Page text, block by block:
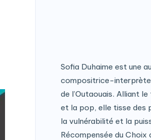
Sofia Duhaime est une
compositrice-interprète
de l’Outaouais. Alliant
et la pop, elle tisse des
la vulnérabilité et la
Récompensée du Choix